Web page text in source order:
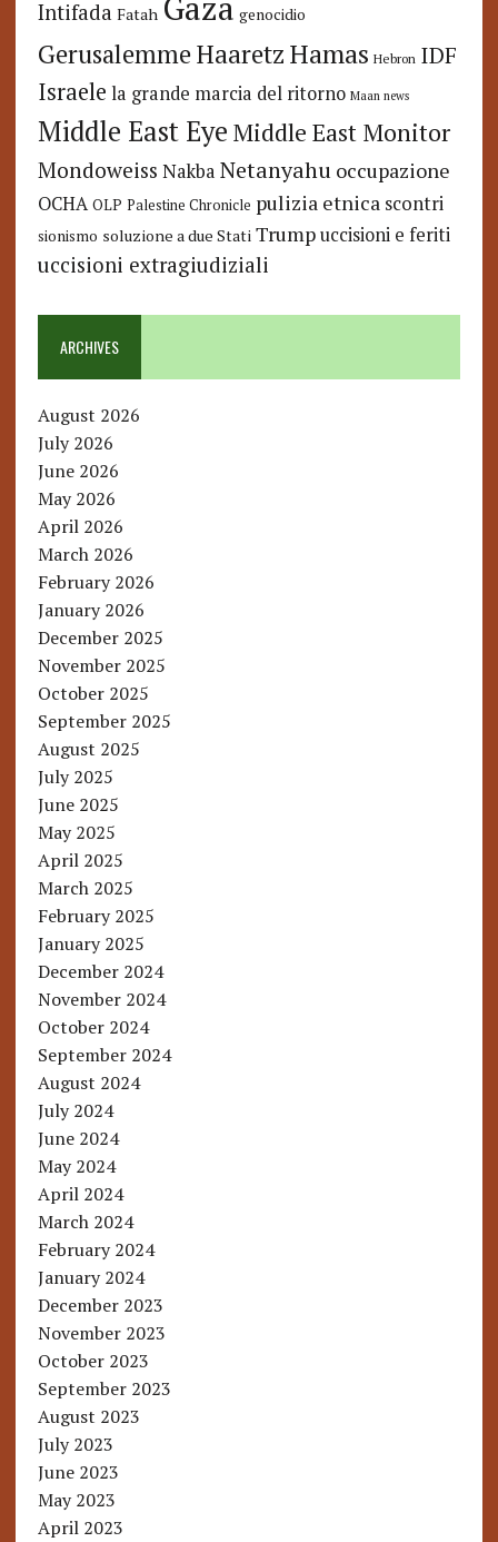
Intifada Fatah genocidio
GerusalemmeHaaretzHamas Hebron IDF
Israele la grande marcia del ritorno Maan news
Middle East Eye Middle East Monitor
Mondoweiss Nakba Netanyahu occupazione
OCHA OLP Palestine Chronicle pulizia etnica scontri
sionismo soluzione a due Stati Trump uccisioni e feriti
uccisioni extragiudiziali
ARCHIVES
August 2026
July 2026
June 2026
May 2026
April 2026
March 2026
February 2026
January 2026
December 2025
November 2025
October 2025
September 2025
August 2025
July 2025
June 2025
May 2025
April 2025
March 2025
February 2025
January 2025
December 2024
November 2024
October 2024
September 2024
August 2024
July 2024
June 2024
May 2024
April 2024
March 2024
February 2024
January 2024
December 2023
November 2023
October 2023
September 2023
August 2023
July 2023
June 2023
May 2023
April 2023